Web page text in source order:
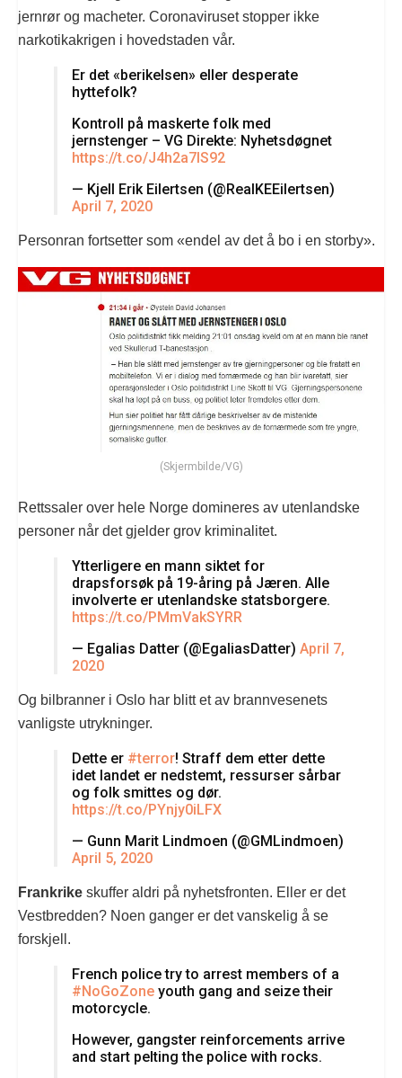
jernrør og macheter. Coronaviruset stopper ikke
narkotikakrigen i hovedstaden vår.
Er det «berikelsen» eller desperate
hyttefolk?
Kontroll på maskerte folk med
jernstenger – VG Direkte: Nyhetsdøgnet
https://t.co/J4h2a7lS92
— Kjell Erik Eilertsen (@RealKEEilertsen)
April 7, 2020
Personran fortsetter som «endel av det å bo i en storby».
(Skjermbilde/VG)
Rettssaler over hele Norge domineres av utenlandske
personer når det gjelder grov kriminalitet.
Ytterligere en mann siktet for
drapsforsøk på 19-åring på Jæren. Alle
involverte er utenlandske statsborgere.
https://t.co/PMmVakSYRR
— Egalias Datter (@EgaliasDatter) April 7,
2020
Og bilbranner i Oslo har blitt et av brannvesenets
vanligste utrykninger.
Dette er #terror! Straff dem etter dette
idet landet er nedstemt, ressurser sårbar
og folk smittes og dør.
https://t.co/PYnjy0iLFX
— Gunn Marit Lindmoen (@GMLindmoen)
April 5, 2020
Frankrike skuffer aldri på nyhetsfronten. Eller er det
Vestbredden? Noen ganger er det vanskelig å se
forskjell.
French police try to arrest members of a
#NoGoZone youth gang and seize their
motorcycle.
However, gangster reinforcements arrive
and start pelting the police with rocks.